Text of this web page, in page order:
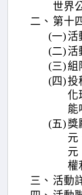
世界
二、 第十
(一) 活
(二) 活
(三) 組
(四)投
化
能
(五) 獎
元
元
權
三、 活動